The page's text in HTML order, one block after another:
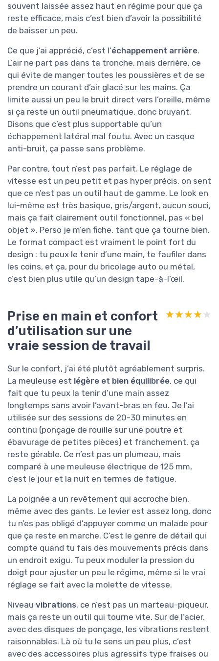
souvent laissée assez haut en régime pour que ça
reste efficace, mais c’est bien d’avoir la possibilité
de baisser un peu.
Ce que j’ai apprécié, c’est l’échappement arrière.
L’air ne part pas dans ta tronche, mais derrière, ce
qui évite de manger toutes les poussières et de se
prendre un courant d’air glacé sur les mains. Ça
limite aussi un peu le bruit direct vers l’oreille, même
si ça reste un outil pneumatique, donc bruyant.
Disons que c’est plus supportable qu’un
échappement latéral mal foutu. Avec un casque
anti-bruit, ça passe sans problème.
Par contre, tout n’est pas parfait. Le réglage de
vitesse est un peu petit et pas hyper précis, on sent
que ce n’est pas un outil haut de gamme. Le look en
lui-même est très basique, gris/argent, aucun souci,
mais ça fait clairement outil fonctionnel, pas « bel
objet ». Perso je m’en fiche, tant que ça tourne bien.
Le format compact est vraiment le point fort du
design : tu peux le tenir d’une main, te faufiler dans
les coins, et ça, pour du bricolage auto ou métal,
c’est bien plus utile qu’un design tape-à-l’œil.
Prise en main et confort
d’utilisation sur une
vraie session de travail
★★★★★
★★★★★
Sur le confort, j’ai été plutôt agréablement surpris.
La meuleuse est légère et bien équilibrée, ce qui
fait que tu peux la tenir d’une main assez
longtemps sans avoir l’avant-bras en feu. Je l’ai
utilisée sur des sessions de 20-30 minutes en
continu (ponçage de rouille sur une poutre et
ébavurage de petites pièces) et franchement, ça
reste gérable. Ce n’est pas un plumeau, mais
comparé à une meuleuse électrique de 125 mm,
c’est le jour et la nuit en termes de fatigue.
La poignée a un revêtement qui accroche bien,
même avec des gants. Le levier est assez long, donc
tu n’es pas obligé d’appuyer comme un malade pour
que ça reste en marche. C’est le genre de détail qui
compte quand tu fais des mouvements précis dans
un endroit exigu. Tu peux moduler la pression du
doigt pour ajuster un peu le régime, même si le vrai
réglage se fait avec la molette de vitesse.
Niveau vibrations, ce n’est pas un marteau-piqueur,
mais ça reste un outil qui tourne vite. Sur de l’acier,
avec des disques de ponçage, les vibrations restent
raisonnables. Là où tu le sens un peu plus, c’est
avec des accessoires plus agressifs type fraises ou